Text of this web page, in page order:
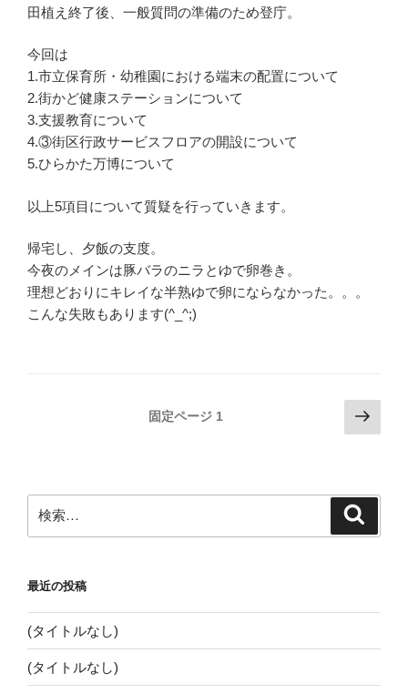
田植え終了後、一般質問の準備のため登庁。
今回は
1.市立保育所・幼稚園における端末の配置について
2.街かど健康ステーションについて
3.支援教育について
4.③街区行政サービスフロアの開設について
5.ひらかた万博について
以上5項目について質疑を行っていきます。
帰宅し、夕飯の支度。
今夜のメインは豚バラのニラとゆで卵巻き。
理想どおりにキレイな半熟ゆで卵にならなかった。。。
こんな失敗もあります(^_^;)
ゲ
ー
ョ
ン
固定ページ 1
次
の
ジ
検
索:
最近の投稿
(タイトルなし)
(タイトルなし)